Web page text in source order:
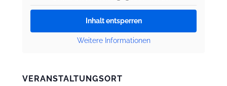
VERANSTALTUNGSORT
Inhalt entsperren
Weitere Informationen